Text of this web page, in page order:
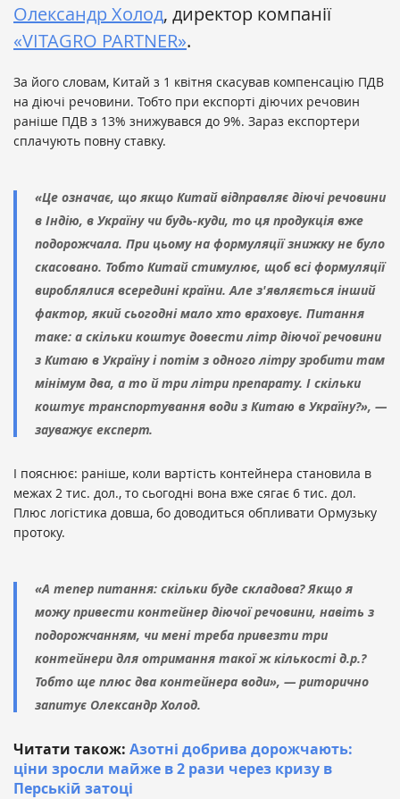
Олександр Холод, директор компанії
«VITAGRO PARTNER».
За його словам, Китай з 1 квітня скасував компенсацію ПДВ
на діючі речовини. Тобто при експорті діючих речовин
раніше ПДВ з 13% знижувався до 9%. Зараз експортери
сплачують повну ставку.
«Це означає, що якщо Китай відправляє діючі речовини
в Індію, в Україну чи будь-куди, то ця продукція вже
подорожчала. При цьому на формуляції знижку не було
скасовано. Тобто Китай стимулює, щоб всі формуляції
вироблялися всередині країни. Але з'являється інший
фактор, який сьогодні мало хто враховує. Питання
таке: а скільки коштує довести літр діючої речовини
з Китаю в Україну і потім з одного літру зробити там
мінімум два, а то й три літри препарату. І скільки
коштує транспортування води з Китаю в Україну?», —
зауважує експерт.
І пояснює: раніше, коли вартість контейнера становила в
межах 2 тис. дол., то сьогодні вона вже сягає 6 тис. дол.
Плюс логістика довша, бо доводиться обпливати Ормузьку
протоку.
«А тепер питання: скільки буде складова? Якщо я
можу привести контейнер діючої речовини, навіть з
подорожчанням, чи мені треба привезти три
контейнери для отримання такої ж кількості д.р.?
Тобто ще плюс два контейнера води», — риторично
запитує Олександр Холод.
Читати також: Азотні добрива дорожчають:
ціни зросли майже в 2 рази через кризу в
Перській затоці